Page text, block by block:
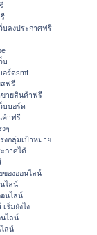
บลงประกาศฟรี
บ
อร์ดsmf
สฟรี
ขายสินค้าฟรี
บบอร์ด
ค้าฟรี
ๆ
งกลุ่มเป้าหมาย
กาศได้
ของออนไลน์
ไลน์
นไลน์
ริ่มยังไง
ไลน์
ลน์